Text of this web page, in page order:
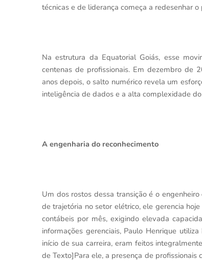
técnicas e de liderança começa a redesenhar
Na estrutura da Equatorial Goiás, esse
centenas de profissionais. Em dezembro de
anos depois, o salto numérico revela um
inteligência de dados e a alta complexidade
A engenharia do reconhecimento
Um dos rostos dessa transição é o
de trajetória no setor elétrico, ele gerencia
contábeis por mês, exigindo elevada
informações gerenciais, Paulo Henrique
início de sua carreira, eram feitos
de Texto]Para ele, a presença de